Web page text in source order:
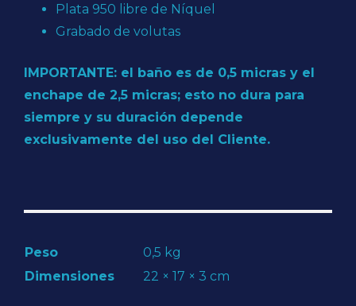
Plata 950 libre de Níquel
Grabado de volutas
IMPORTANTE: el baño es de 0,5 micras y el
enchape de 2,5 micras; esto no dura para
siempre y su duración depende
exclusivamente del uso del Cliente.
Peso
0,5 kg
Dimensiones
22 × 17 × 3 cm